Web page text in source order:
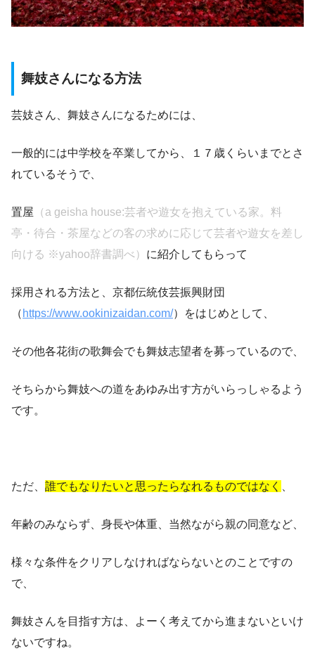
舞妓さんになる方法
芸妓さん、舞妓さんになるためには、
一般的には中学校を卒業してから、１７歳くらいまでとさ
れているそうで、
置屋 （a geisha house:芸者や遊女を抱えている家。料
亭・待合・茶屋などの客の求めに応じて芸者や遊女を差し
向ける ※yahoo辞書調べ） に紹介してもらって
採用される方法と、京都伝統伎芸振興財団
（ https://www.ookinizaidan.com/）をはじめとして、
その他各花街の歌舞会でも舞妓志望者を募っているので、
そちらから舞妓への道をあゆみ出す方がいらっしゃるよう
です。
ただ、 誰でもなりたいと思ったらなれるものではなく
年齢のみならず、身長や体重、当然ながら親の同意など、
様々な条件をクリアしなければならないとのことですの
で、
舞妓さんを目指す方は、よーく考えてから進まないといけ
ないですね。